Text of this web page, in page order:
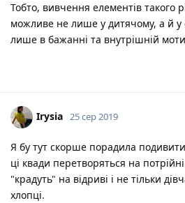
Тобто, вивчення елементів такого
можливе не лише у дитячому, а й у
лише в бажанні та внутрішній
Irysia 25 сер 2019
Я бу тут скорше порадила
ці квади перетворяться на
"крадуть" на відриві і не тільки
хлопці.